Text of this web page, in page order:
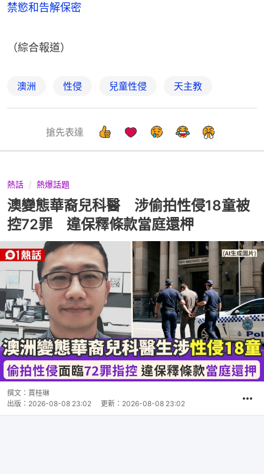
禁慾和告解保密
（綜合報道）
澳洲 性侵 兒童性侵 天主教
搶先表達
熱話 熱爆話題
澳變態華裔兒科醫 涉偷拍性侵18童被
控72罪 違保釋條款當庭還柙
撰文： 賈桂琳
出版： 2026-08-08 23:02 更新： 2026-08-08 23:02